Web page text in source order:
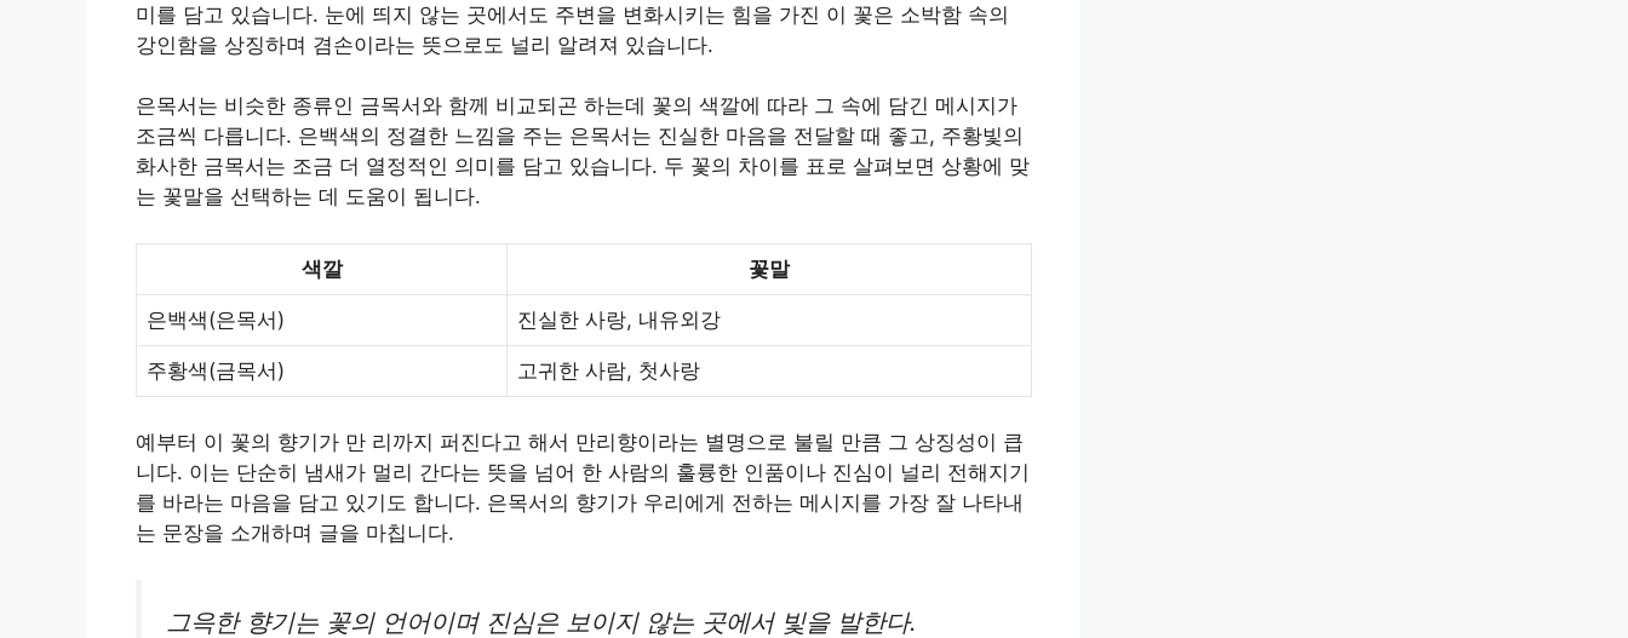
미를 담고 있습니다. 눈에 띄지 않는 곳에서도 주변을 변화시키는 힘을 가진 이 꽃은 소박함 속의
강인함을 상징하며 겸손이라는 뜻으로도 널리 알려져 있습니다.
은목서는 비슷한 종류인 금목서와 함께 비교되곤 하는데 꽃의 색깔에 따라 그 속에 담긴 메시지가
조금씩 다릅니다. 은백색의 정결한 느낌을 주는 은목서는 진실한 마음을 전달할 때 좋고, 주황빛의
화사한 금목서는 조금 더 열정적인 의미를 담고 있습니다. 두 꽃의 차이를 표로 살펴보면 상황에 맞
는 꽃말을 선택하는 데 도움이 됩니다.
색깔 꽃말
은백색(은목서) 진실한 사랑, 내유외강
주황색(금목서) 고귀한 사람, 첫사랑
예부터 이 꽃의 향기가 만 리까지 퍼진다고 해서 만리향이라는 별명으로 불릴 만큼 그 상징성이 큽
니다. 이는 단순히 냄새가 멀리 간다는 뜻을 넘어 한 사람의 훌륭한 인품이나 진심이 널리 전해지기
를 바라는 마음을 담고 있기도 합니다. 은목서의 향기가 우리에게 전하는 메시지를 가장 잘 나타내
는 문장을 소개하며 글을 마칩니다.
그윽한 향기는 꽃의 언어이며 진심은 보이지 않는 곳에서 빛을 발한다.